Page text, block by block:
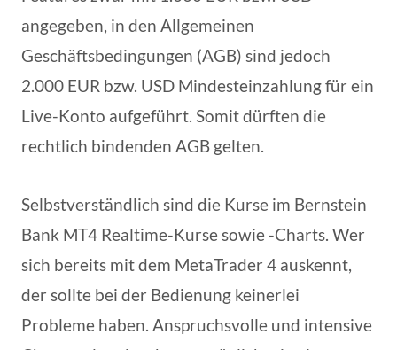
angegeben, in den Allgemeinen
Geschäftsbedingungen (AGB) sind jedoch
2.000 EUR bzw. USD Mindesteinzahlung für ein
Live-Konto aufgeführt. Somit dürften die
rechtlich bindenden AGB gelten.
Selbstverständlich sind die Kurse im Bernstein
Bank MT4 Realtime-Kurse sowie -Charts. Wer
sich bereits mit dem MetaTrader 4 auskennt,
der sollte bei der Bedienung keinerlei
Probleme haben. Anspruchsvolle und intensive